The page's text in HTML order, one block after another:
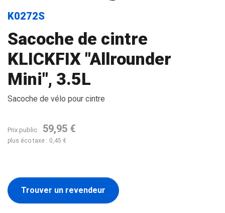
K0272S
Sacoche de cintre
KLICKFIX "Allrounder
Mini", 3.5L
Sacoche de vélo pour cintre
Prix public 59,95 €
plus éco taxe : 0,45 €
Trouver un revendeur